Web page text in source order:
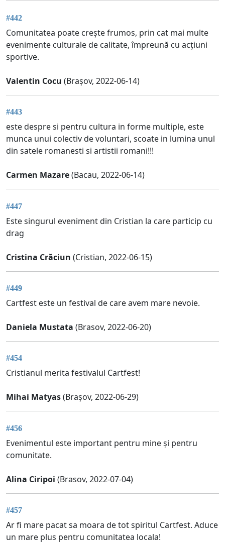
#442
Comunitatea poate crește frumos, prin cat mai multe
evenimente culturale de calitate, împreună cu acțiuni
sportive.
Valentin Cocu (Brașov, 2022-06-14)
#443
este despre si pentru cultura in forme multiple, este
munca unui colectiv de voluntari, scoate in lumina unul
din satele romanesti si artistii romani!!!
Carmen Mazare(Bacau, 2022-06-14)
#447
Este singurul eveniment din Cristian la care particip cu
drag
Cristina Crăciun (Cristian, 2022-06-15)
#449
Cartfest este un festival de care avem mare nevoie.
Daniela Mustata (Brasov, 2022-06-20)
#454
Cristianul merita festivalul Cartfest!
Mihai Matyas(Brașov, 2022-06-29)
#456
Evenimentul este important pentru mine și pentru
comunitate.
Alina Ciripoi (Brasov, 2022-07-04)
#457
Ar fi mare pacat sa moara de tot spiritul Cartfest. Aduce
un mare plus pentru comunitatea locala!